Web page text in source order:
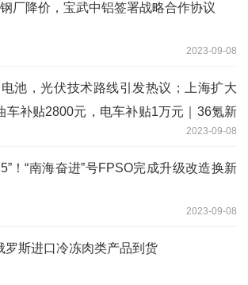
厂降价，宝武中铝签署战略合作协议
2023-09-08
池，光伏技术路线引发热议；上海扩大
车补贴2800元，电车补贴1万元｜36氪新
2023-09-08
！“南海奋进”号FPSO完成升级改造换新
2023-09-08
罗斯进口冷冻肉类产品到货